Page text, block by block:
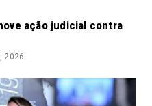
ação judicial contra
2026